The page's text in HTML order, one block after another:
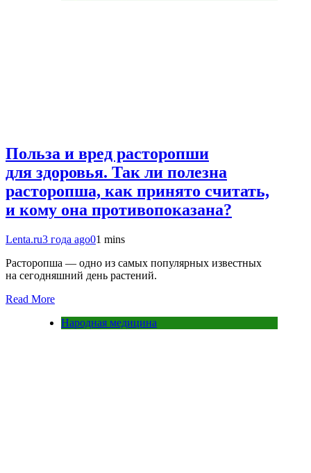
Польза и вред расторопши
для здоровья. Так ли полезна
расторопша, как принято считать,
и кому она противопоказана?
Lenta.ru3 года ago01 mins
Расторопша — одно из самых популярных известных
на сегодняшний день растений.
Read More
Народная медицина